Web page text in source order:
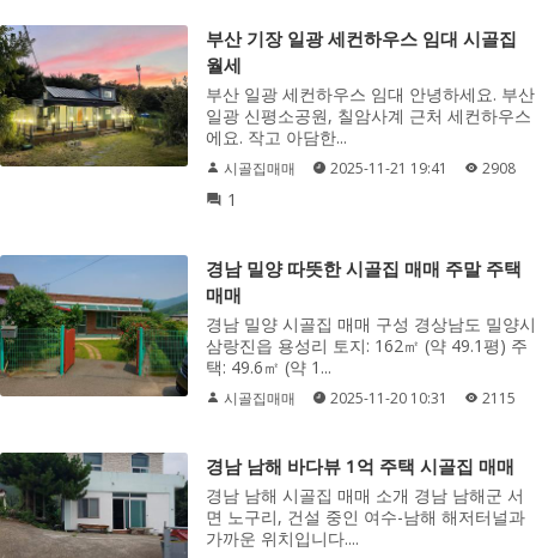
부산 기장 일광 세컨하우스 임대 시골집
월세
부산 일광 세컨하우스 임대 안녕하세요. 부산
일광 신평소공원, 칠암사계 근처 세컨하우스
에요. 작고 아담한...
시골집매매 2025-11-21 19:41 2908
1
경남 밀양 따뜻한 시골집 매매 주말 주택
매매
경남 밀양 시골집 매매 구성 경상남도 밀양시
삼랑진읍 용성리 토지: 162㎡ (약 49.1평) 주
택: 49.6㎡ (약 1...
시골집매매 2025-11-20 10:31 2115
경남 남해 바다뷰 1억 주택 시골집 매매
경남 남해 시골집 매매 소개 경남 남해군 서
면 노구리, 건설 중인 여수-남해 해저터널과
가까운 위치입니다....